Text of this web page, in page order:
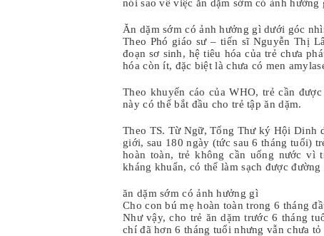
nói sao về việc ăn dặm sớm có ảnh
Ăn dặm sớm có ảnh hưởng gì dưới góc
Theo Phó giáo sư – tiến sĩ Nguyễn Thị
đoạn sơ sinh, hệ tiêu hóa của trẻ chưa
hóa còn ít, đặc biệt là chưa có men
Theo khuyến cáo của WHO, trẻ cần
này có thể bắt đầu cho trẻ tập ăn dặm.
Theo TS. Từ Ngữ, Tổng Thư ký Hội Dinh
giới, sau 180 ngày (tức sau 6 tháng tuổi)
hoàn toàn, trẻ không cần uống nước vì
kháng khuẩn, có thể làm sạch được đường
ăn dặm sớm có ảnh hưởng gì
Cho con bú mẹ hoàn toàn trong 6 tháng
Như vậy, cho trẻ ăn dặm trước 6 tháng
chí đã hơn 6 tháng tuổi nhưng vẫn chưa